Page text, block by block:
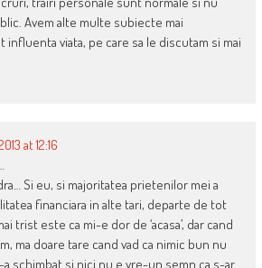
Avem alte multe subiecte mai
viata, pe care sa le discutam si mai
at 12:16
Si eu, si majoritatea prietenilor mei a
financiara in alte tari, departe de tot
trist este ca mi-e dor de ‘acasa’, dar cand
ma doare tare cand vad ca nimic bun nu
schimbat si nici nu e vre-un semn ca s-ar